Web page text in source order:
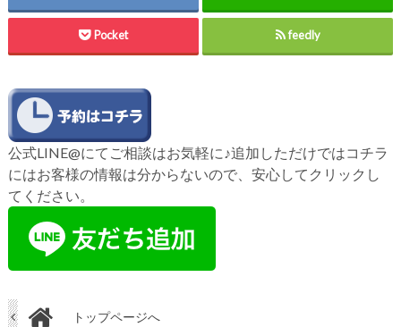
Pocket feedly
公式LINE@にてご相談はお気軽に♪追加しただけではコチラ
にはお客様の情報は分からないので、安心してクリックし
てください。
トップページへ